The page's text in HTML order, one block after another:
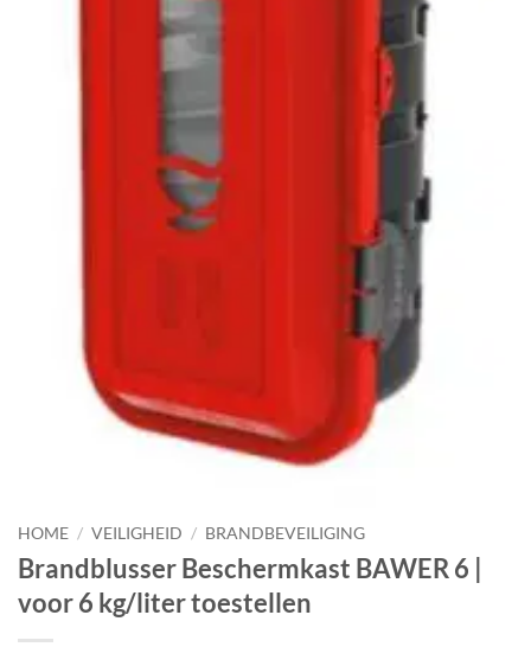
HOME / VEILIGHEID / BRANDBEVEILIGING
Brandblusser Beschermkast BAWER 6 |
voor 6 kg/liter toestellen